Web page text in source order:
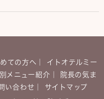
ての方へ
イトオテルミー
メニュー紹介
院長の気ま
い合わせ サイトマップ